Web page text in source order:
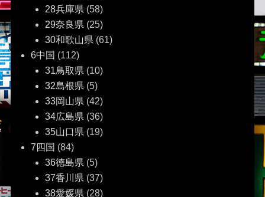
28兵庫県 (58)
29奈良県 (25)
30和歌山県 (61)
6中国 (112)
31鳥取県 (10)
32島根県 (5)
33岡山県 (42)
34広島県 (36)
35山口県 (19)
7四国 (84)
36徳島県 (5)
37香川県 (37)
38愛媛県 (28)